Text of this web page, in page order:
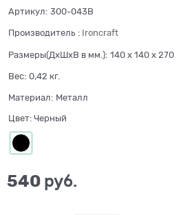
Артикул: 300-043B
Производитель : Ironcraft
Размеры(ДхШхВ в мм.): 140 x 140 x 270
Вес: 0,42 кг.
Материал: Металл
Цвет: Черный
540 руб.